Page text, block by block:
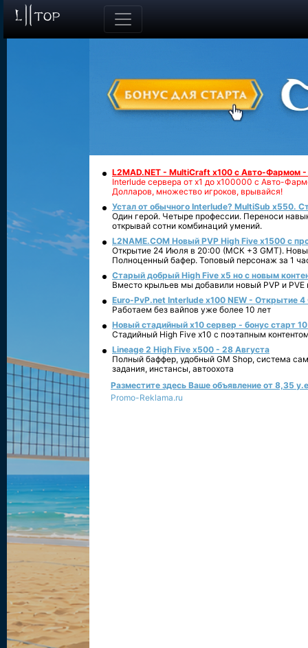
L2MAD.NET - MultiCraft x100 с Авто-Фармом
Interlude сервера от х1 до х100000 с Авто-
Долларов, множество игроков, врывайся!
Устал от обычного Interlude? MultiSub x550.
Один герой. Четыре профессии. Переноси
открывай сотни комбинаций умений.
L2NAME.COM Новый PVP High Five x1500 с
Открытие 24 Июля в 20:00 (МСК +3 GMT).
Полноценный бафер. Топовый персонаж за 1
Старый добрый High Five x5 но с новым
Вместо крыльев мы добавили новый PVP и PVE
Euro-PvP.net Interlude х100 NEW - Открытие 4
Работаем без вайпов уже более 10 лет
Новый стадийный х10 сервер - бонус старт
Стадийный High Five x10 с поэтапным
Lineage 2 High Five x500 - 28 Августа
Полный баффер, удобный GM Shop, система
задания, инстансы, автоохота
Разместите здесь Ваше объявление от 8,35
Promo-Reklama.ru